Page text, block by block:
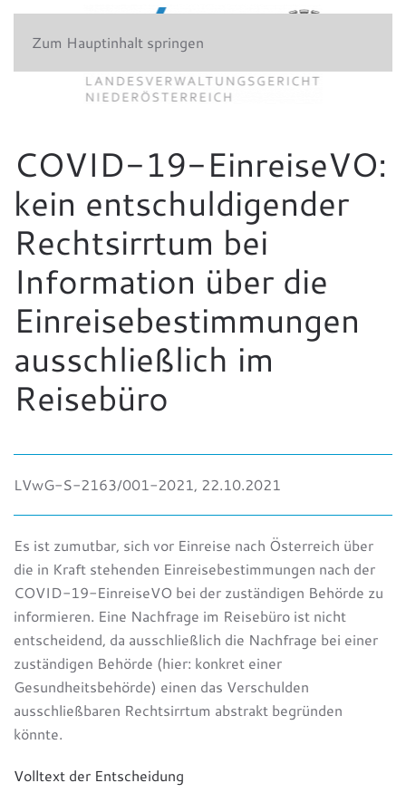
Zum Hauptinhalt springen
COVID-19-EinreiseVO:
kein entschuldigender
Rechtsirrtum bei
Information über die
Einreisebestimmungen
ausschließlich im
Reisebüro
LVwG-S-2163/001-2021, 22.10.2021
Es ist zumutbar, sich vor Einreise nach Österreich über
die in Kraft stehenden Einreisebestimmungen nach der
COVID-19-EinreiseVO bei der zuständigen Behörde zu
informieren. Eine Nachfrage im Reisebüro ist nicht
entscheidend, da ausschließlich die Nachfrage bei einer
zuständigen Behörde (hier: konkret einer
Gesundheitsbehörde) einen das Verschulden
ausschließbaren Rechtsirrtum abstrakt begründen
könnte.
Volltext der Entscheidung